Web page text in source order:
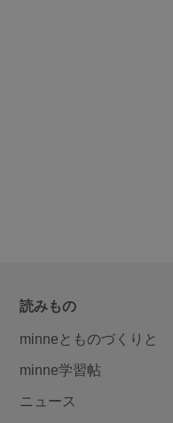
読みもの
minneとものづくりと
minne学習帖
ニュース